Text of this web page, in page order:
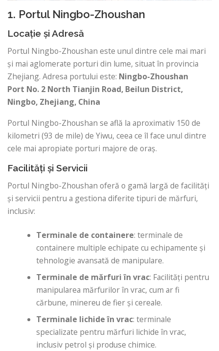
1. Portul Ningbo-Zhoushan
Locație și Adresă
Portul Ningbo-Zhoushan este unul dintre cele mai mari
și mai aglomerate porturi din lume, situat în provincia
Zhejiang. Adresa portului este: Ningbo-Zhoushan
Port No. 2 North Tianjin Road, Beilun District,
Ningbo, Zhejiang, China
Portul Ningbo-Zhoushan se află la aproximativ 150 de
kilometri (93 de mile) de Yiwu, ceea ce îl face unul dintre
cele mai apropiate porturi majore de oraș.
Facilități și Servicii
Portul Ningbo-Zhoushan oferă o gamă largă de facilități
și servicii pentru a gestiona diferite tipuri de mărfuri,
inclusiv:
Terminale de containere: terminale de
containere multiple echipate cu echipamente și
tehnologie avansată de manipulare.
Terminale de mărfuri în vrac: Facilități pentru
manipularea mărfurilor în vrac, cum ar fi
cărbune, minereu de fier și cereale.
Terminale lichide în vrac: terminale
specializate pentru mărfuri lichide în vrac,
inclusiv petrol și produse chimice.